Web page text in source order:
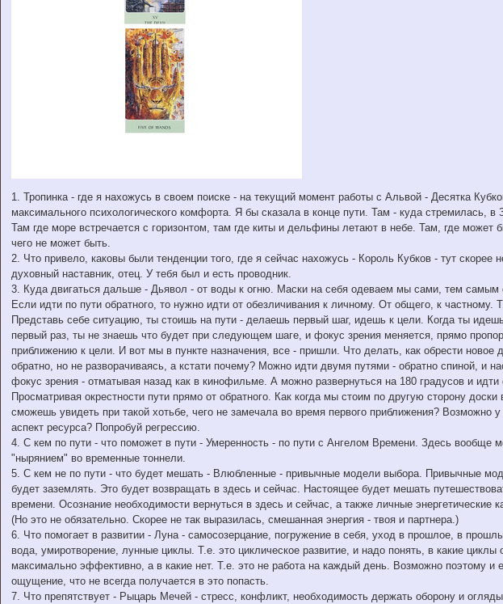
1. Тропинка - где я нахожусь в своем поиске - на текущий момент работы с Альвой - Десятка
максимального психологического комфорта. Я бы сказала в конце пути. Там - куда стремилась, в
Там где море встречается с горизонтом, там где киты и дельфины летают в небе. Там, где может
чего не может быть.
2. Что привело, каковы были тенденции того, где я сейчас нахожусь - Король Кубков - тут скорее
духовный наставник, отец. У тебя был и есть проводник.
3. Куда двигаться дальше - Дьявол - от воды к огню. Маски на себя одеваем мы сами, тем самым
Если идти по пути обратного, то нужно идти от обезличивания к личному. От общего, к частному.
Представь себе ситуацию, ты стоишь на пути - делаешь первый шаг, идешь к цели. Когда ты
первый раз, ты не знаешь что будет при следующем шаге, и фокус зрения меняется, прямо
приближению к цели. И вот мы в пункте назначения, все - пришли. Что делать, как обрести новое
обратно, но не разворачиваясь, а кстати почему? Можно идти двумя путями - обратно спиной, и
фокус зрения - отматывая назад как в кинофильме. А можно развернуться на 180 градусов и идти
Просматривая окрестности пути прямо от обратного. Как когда мы стоим по другую сторону
сможешь увидеть при такой хотьбе, чего не замечала во время первого приближения? Возможно
аспект ресурса? Попробуй регрессию.
4. С кем по пути - что поможет в пути - Умеренность - по пути с Ангелом Времени. Здесь вообще
"нырянием" во временные тоннели.
5. С кем не по пути - что будет мешать - Влюбленные - привычные модели выбора. Привычные
будет заземлять. Это будет возвращать в здесь и сейчас. Настоящее будет мешать
времени. Осознание необходимости вернуться в здесь и сейчас, а также личные энергетические
(Но это не обязательно. Скорее не так выразилась, смешанная энергия - твоя и партнера.)
6. Что помогает в развитии - Луна - самосозерцание, погружение в себя, уход в прошлое, в
вода, умиротворение, лунные циклы. Т.е. это циклическое развитие, и надо понять, в какие циклы
максимально эффективно, а в какие нет. Т.е. это не работа на каждый день. Возможно поэтому и
ощущение, что не всегда получается в это попасть.
7. Что препятствует - Рыцарь Мечей - стресс, конфликт, необходимость держать оборону и